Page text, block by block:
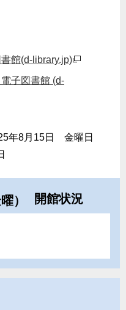
館(d-library.jp)
子図書館 (d-
年8月15日 金曜日
） 開館状況